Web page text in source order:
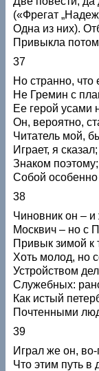
(«Фрегат
Одна из них).
Привыкла
37
Но странно, что
Не Гремин с
Ее герой усами
Он, вероятно,
Читатель мой,
Играет, я
Знаком
Собой
38
Чиновник он – и
Москвич – но с
Привык зимой к
Хоть молод, но
Устройством
Служебных:
Как истый
Почтенными
39
Играл же он,
Что этим путь в